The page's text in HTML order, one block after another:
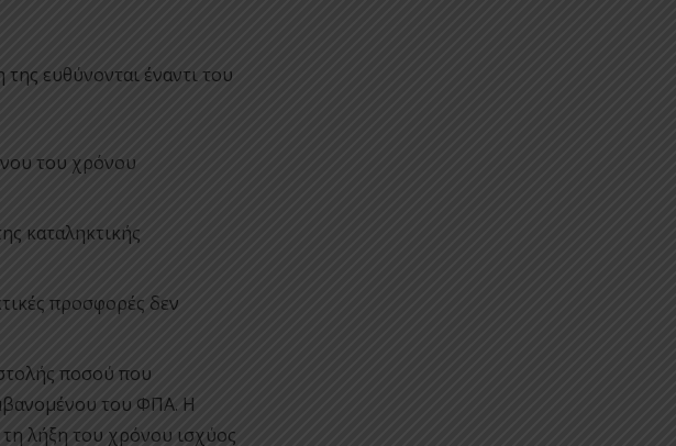
ευθύνονται έναντι του
του χρόνου
καταληκτικής
προσφορές δεν
ποσού που
του ΦΠΑ. Η
τη λήξη του χρόνου ισχύος